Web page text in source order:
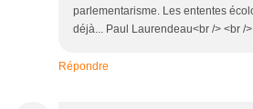
parlementarisme. Les ententes
déjà... Paul Laurendeau<br /> <br /
Répondre